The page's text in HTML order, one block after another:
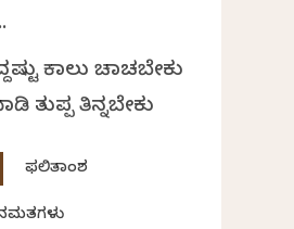
ಕಾಲು ಚಾಚಬೇಕು
ತುಪ್ಪ ತಿನ್ನಬೇಕು
ಫಲಿತಾಂಶ